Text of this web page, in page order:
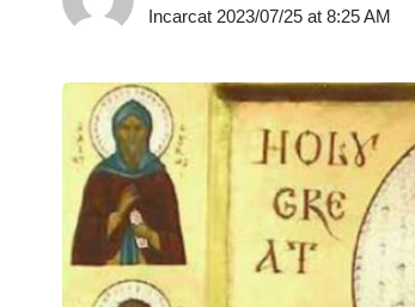
Incarcat 2023/07/25 at 8:25 AM